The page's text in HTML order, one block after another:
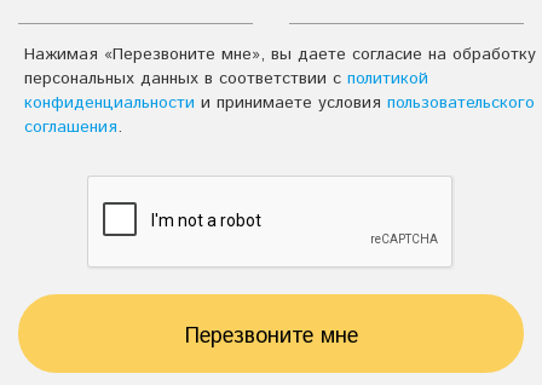
Нажимая «Перезвоните мне», вы даете согласие на обработку
персональных данных в соответствии с политикой
конфиденциальности и принимаете условия пользовательского
соглашения.
Перезвоните мне